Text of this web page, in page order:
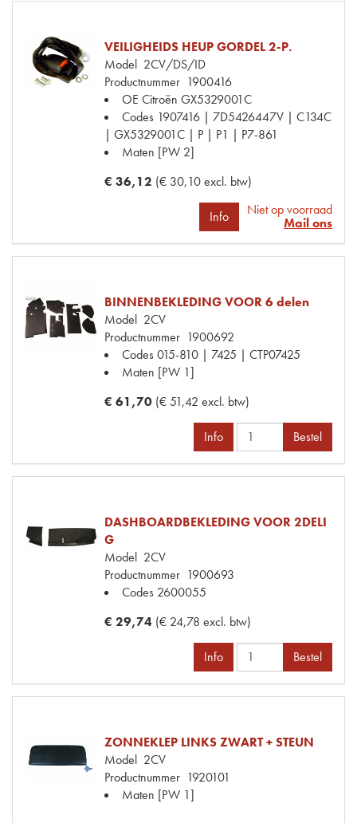
VEILIGHEIDS HEUP GORDEL 2-P.
Model 2CV/DS/ID
Productnummer 1900416
OE Citroën GX5329001C
Codes 1907416 | 7D5426447V | C134C
| GX5329001C | P | P1 | P7-861
Maten [PW 2]
€ 36,12 (€ 30,10 excl. btw)
Info
Niet op voorraad
Mail ons
BINNENBEKLEDING VOOR 6 delen
Model 2CV
Productnummer 1900692
Codes015-810 | 7425 | CTP07425
Maten [PW 1]
€ 61,70 (€ 51,42 excl. btw)
Info Bestel
DASHBOARDBEKLEDING VOOR 2DELI
G
Model 2CV
Productnummer 1900693
Codes 2600055
€ 29,74 (€ 24,78 excl. btw)
Info Bestel
ZONNEKLEP LINKS ZWART + STEUN
Model 2CV
Productnummer 1920101
Maten [PW 1]